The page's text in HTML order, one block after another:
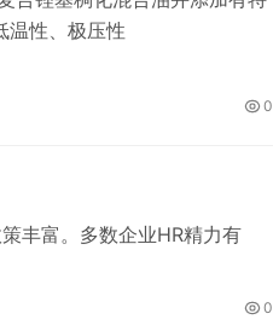
温性、极压性
0
丰富。多数企业HR精力有
0